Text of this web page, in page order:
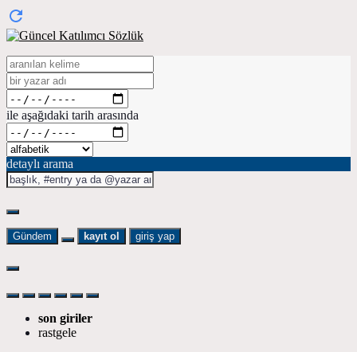
ile aşağıdaki tarih arasında
detaylı arama
Gündem kayıt ol giriş yap
son giriler
rastgele